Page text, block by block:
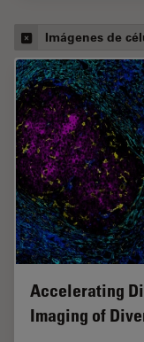
Imágenes de
Accelerating
Imaging of